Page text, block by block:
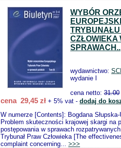
WYBÓR
CZŁOWIEKA
SPRAWACH..
wydawnictwo:
wydanie I
cena netto: 31.00
cena 29,45 zł + 5% vat - dodaj do
W numerze [Contents]: Bogdana
Problem skuteczności krajowej skargi na
postępowania w sprawach
Trybunał Praw Człowieka [The
complaint concerning... >>>